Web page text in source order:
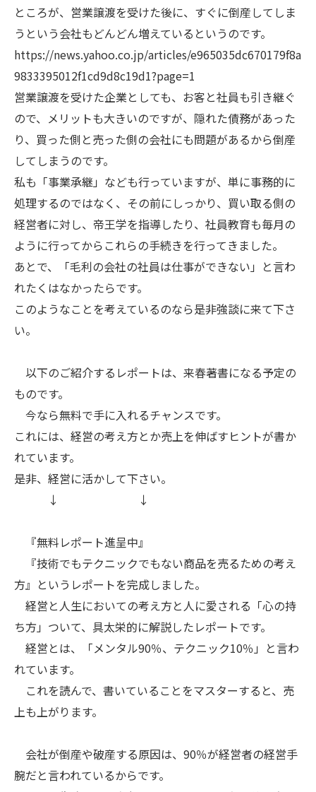
ところが、営業譲渡を受けた後に、すぐに倒産してしま
うという会社もどんどん増えているというのです。
https://news.yahoo.co.jp/articles/e965035dc670179f8a
9833395012f1cd9d8c19d1?page=1
営業譲渡を受けた企業としても、お客と社員も引き継ぐ
ので、メリットも大きいのですが、隠れた債務があった
り、買った側と売った側の会社にも問題があるから倒産
してしまうのです。
私も「事業承継」なども行っていますが、単に事務的に
処理するのではなく、その前にしっかり、買い取る側の
経営者に対し、帝王学を指導したり、社員教育も毎月の
ように行ってからこれらの手続きを行ってきました。
あとで、「毛利の会社の社員は仕事ができない」と言わ
れたくはなかったらです。
このようなことを考えているのなら是非強談に来て下さ
い。
以下のご紹介するレポートは、来春著書になる予定の
ものです。
今なら無料で手に入れるチャンスです。
これには、経営の考え方とか売上を伸ばすヒントが書か
れています。
是非、経営に活かして下さい。
↓ ↓
『無料レポート進呈中』
『技術でもテクニックでもない商品を売るための考え
方』というレポートを完成しました。
経営と人生においての考え方と人に愛される「心の持
ち方」ついて、具太栄的に解説したレポートです。
経営とは、「メンタル90％、テクニック10％」と言わ
れています。
これを読んで、書いていることをマスターすると、売
上も上がります。
会社が倒産や破産する原因は、90％が経営者の経営手
腕だと言われているからです。